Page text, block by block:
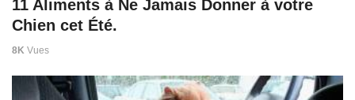
11 Aliments à Ne Jamais Donner à votre
Chien cet Été.
8K Vues